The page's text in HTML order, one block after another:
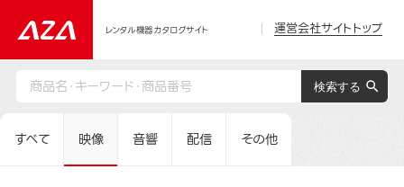
レンタル機器カタログサイト 運営会社サイトトップ
すべて 映像 音響 配信 その他